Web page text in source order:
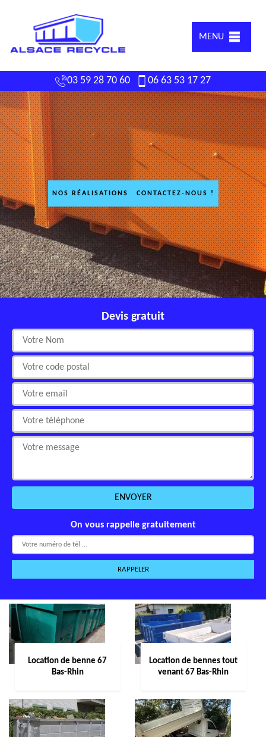
MENU
03 59 28 70 60 06 63 53 17 27
NOS RÉALISATIONS CONTACTEZ-NOUS !
Devis gratuit
On vous rappelle gratuitement
Location de benne 67
Bas-Rhin
Location de bennes tout
venant 67 Bas-Rhin